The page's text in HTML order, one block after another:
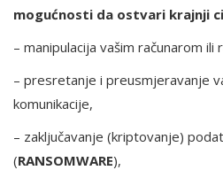
mogućnosti da ostvari krajnji
– manipulacija vašim računarom ili
– presretanje i preusmjeravanje
komunikacije,
– zaključavanje (kriptovanje)
(RANSOMWARE),